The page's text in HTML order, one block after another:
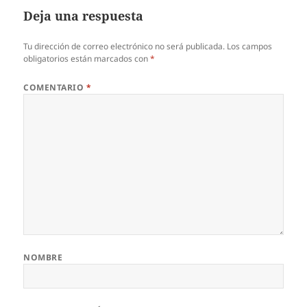
Deja una respuesta
Tu dirección de correo electrónico no será publicada. Los campos
obligatorios están marcados con*
COMENTARIO *
NOMBRE